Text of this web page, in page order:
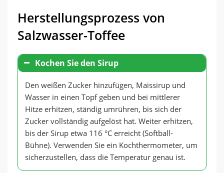
Herstellungsprozess von
Salzwasser-Toffee
Kochen Sie den Sirup
Den weißen Zucker hinzufügen, Maissirup und
Wasser in einen Topf geben und bei mittlerer
Hitze erhitzen, ständig umrühren, bis sich der
Zucker vollständig aufgelöst hat. Weiter erhitzen,
bis der Sirup etwa 116 °C erreicht (Softball-
Bühne). Verwenden Sie ein Kochthermometer, um
sicherzustellen, dass die Temperatur genau ist.